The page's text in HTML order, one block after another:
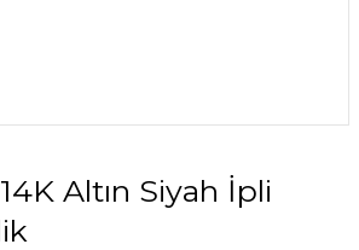
Altın Siyah İpli